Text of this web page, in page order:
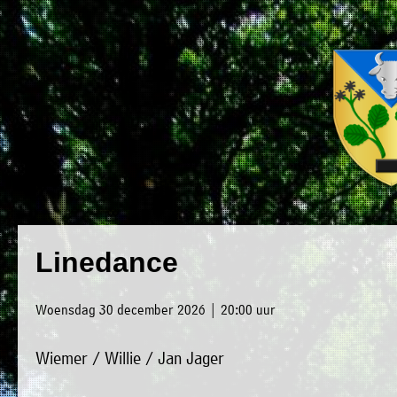
Linedance
Woensdag 30 december 2026 | 20:00 uur
Wiemer / Willie / Jan Jager
Welkom
Nieuws
Luxwoude.net
website@luxwoude.net
Plaatselijk
dit
moment